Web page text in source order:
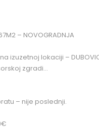
– NOVOGRADNJA
izuzetnoj lokaciji –
zgradi…
– nije poslednji.